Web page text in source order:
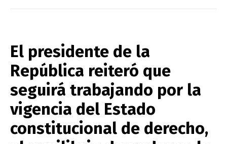
El presidente de la
República reiteró que
seguirá trabajando por la
vigencia del Estado
constitucional de derecho,